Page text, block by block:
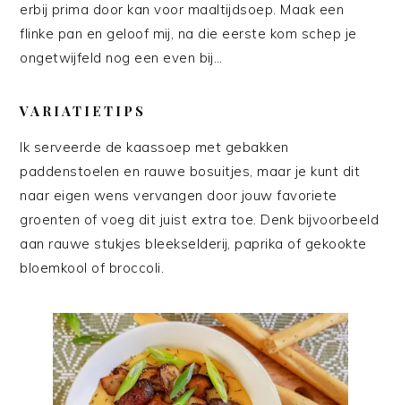
erbij prima door kan voor maaltijdsoep. Maak een
flinke pan en geloof mij, na die eerste kom schep je
ongetwijfeld nog een even bij…
VARIATIETIPS
Ik serveerde de kaassoep met gebakken
paddenstoelen en rauwe bosuitjes, maar je kunt dit
naar eigen wens vervangen door jouw favoriete
groenten of voeg dit juist extra toe. Denk bijvoorbeeld
aan rauwe stukjes bleekselderij, paprika of gekookte
bloemkool of broccoli.